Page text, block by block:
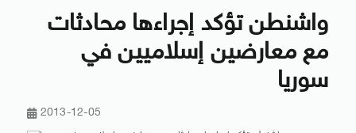
واشنطن تؤكد إجراءها محادثات
مع معارضين إسلاميين في
سوريا
2013-12-05